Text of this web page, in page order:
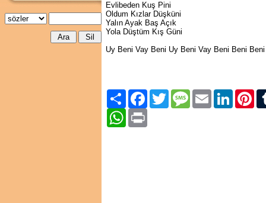
Evlibeden Kuş Pini
Oldum Kızlar Düşküni
Yalın Ayak Baş Açık
Yola Düştüm Kış Güni
Uy Beni Vay Beni Uy Beni Vay Beni Beni Beni
Paylaş FacebookTwitter Message Email LinkedIn
WhatsApp